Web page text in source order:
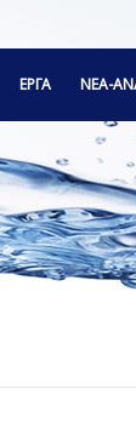
ΕΡΓΑ ΝΕΑ-